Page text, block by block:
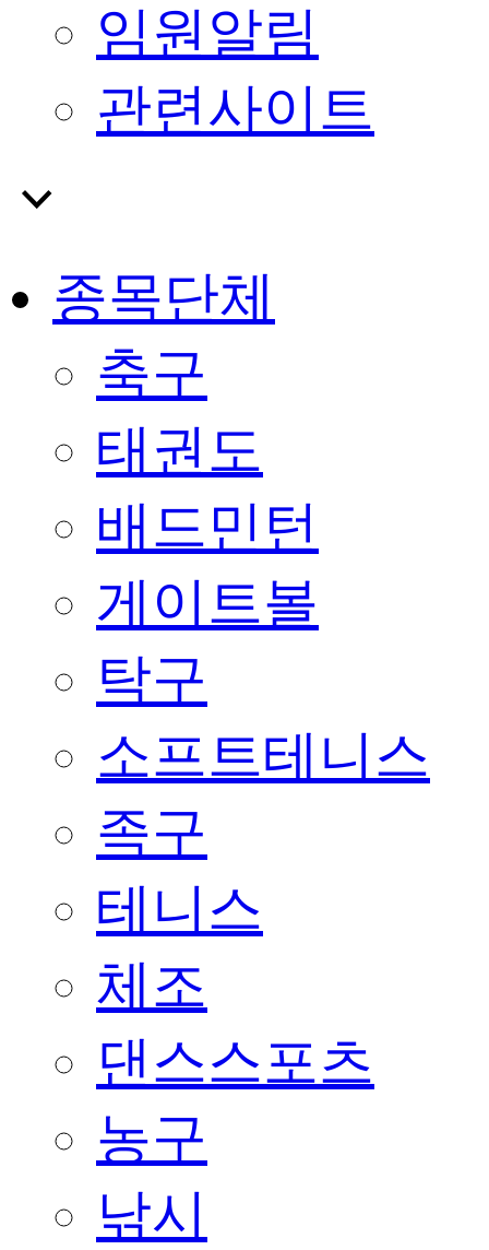
임원알림
관련사이트
종목단체
축구
태권도
배드민턴
게이트볼
탁구
소프트테니스
족구
테니스
체조
댄스스포츠
농구
낚시